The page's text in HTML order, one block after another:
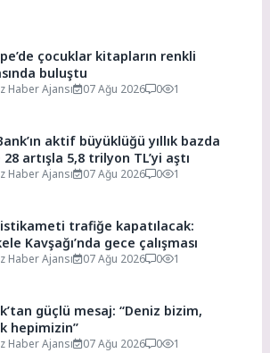
çocuklar kitapların renkli
buluştu
Haber Ajansı 07 Ağu 2026 0 1
aktif büyüklüğü yıllık bazda
yüzde 28 artışla 5,8 trilyon TL’yi aştı
Haber Ajansı 07 Ağu 2026 0 1
trafiğe kapatılacak:
Kavşağı’nda gece çalışması
Haber Ajansı 07 Ağu 2026 0 1
güçlü mesaj: “Deniz bizim,
hepimizin”
Haber Ajansı 07 Ağu 2026 0 1